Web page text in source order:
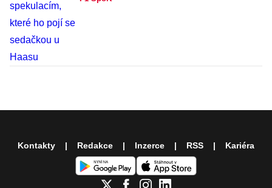
Kontakty Redakce Inzerce RSS Kariéra